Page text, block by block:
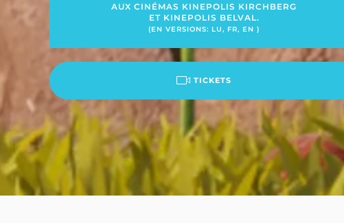
AUX CINÉMAS KINEPOLIS KIRCHBERG
ET KINEPOLIS BELVAL.
(EN VERSIONS: LU, FR, EN )
TICKETS